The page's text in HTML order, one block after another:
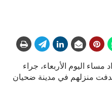
اليوم الأربعاء، جراء
منزلهم في مدينة ضحيان